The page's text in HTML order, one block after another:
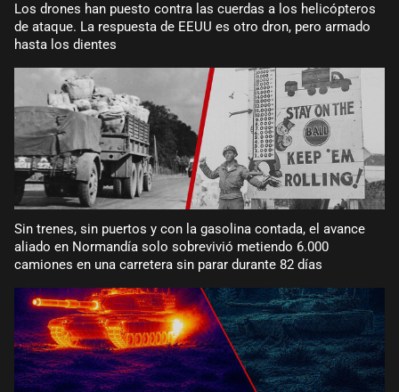
Los drones han puesto contra las cuerdas a los helicópteros
de ataque. La respuesta de EEUU es otro dron, pero armado
hasta los dientes
Sin trenes, sin puertos y con la gasolina contada, el avance
aliado en Normandía solo sobrevivió metiendo 6.000
camiones en una carretera sin parar durante 82 días